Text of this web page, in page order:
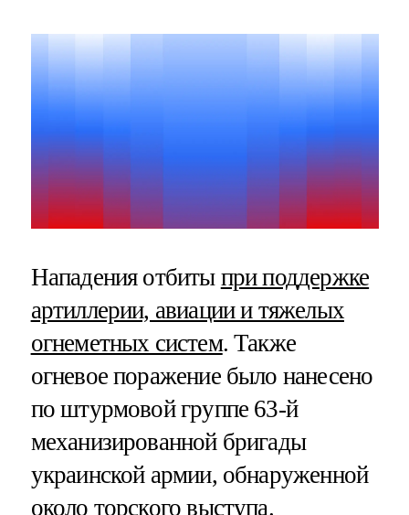
Нападения отбиты при поддержке
артиллерии, авиации и тяжелых
огнеметных систем. Также
огневое поражение было нанесено
по штурмовой группе 63-й
механизированной бригады
украинской армии, обнаруженной
около торского выступа.